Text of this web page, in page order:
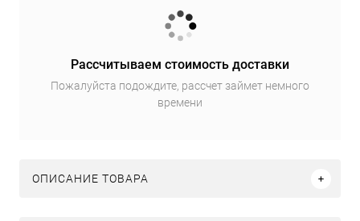
Рассчитываем стоимость доставки
Пожалуйста подождите, рассчет займет немного
времени
ОПИСАНИЕ ТОВАРА